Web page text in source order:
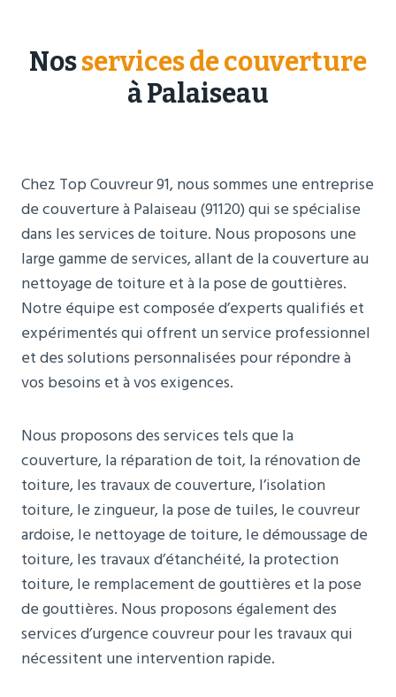
Nosservices de couverture
à Palaiseau
Chez Top Couvreur 91, nous sommes une entreprise
de couverture à Palaiseau (91120) qui se spécialise
dans les services de toiture. Nous proposons une
large gamme de services, allant de la couverture au
nettoyage de toiture et à la pose de gouttières.
Notre équipe est composée d’experts qualifiés et
expérimentés qui offrent un service professionnel
et des solutions personnalisées pour répondre à
vos besoins et à vos exigences.
Nous proposons des services tels que la
couverture, la réparation de toit, la rénovation de
toiture, les travaux de couverture, l’isolation
toiture, le zingueur, la pose de tuiles, le couvreur
ardoise, le nettoyage de toiture, le démoussage de
toiture, les travaux d’étanchéité, la protection
toiture, le remplacement de gouttières et la pose
de gouttières. Nous proposons également des
services d’urgence couvreur pour les travaux qui
nécessitent une intervention rapide.